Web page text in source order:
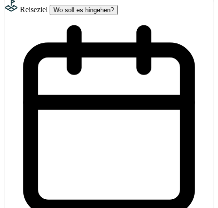
Reiseziel
Wo soll es hingehen?